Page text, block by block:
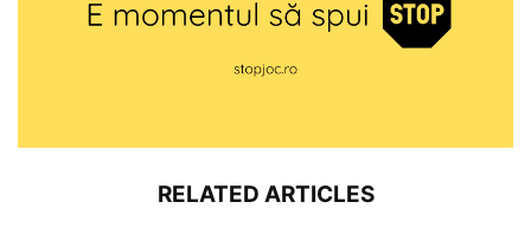
RELATED ARTICLES